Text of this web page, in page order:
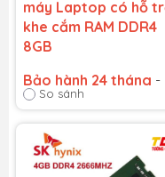
máy Laptop có hỗ
khe cắm RAM DDR4
8GB
Bảo hành 24 tháng -
Cam kết bảo hành uy
toàn quốc!
Lỗi 1 đổi 1 trong suốt
gian bảo hành
So sánh